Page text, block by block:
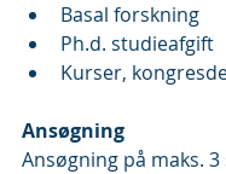
Basal forskning
Ph.d. studieafgift
Kurser,
Ansøgning
​Ansøgning på maks.